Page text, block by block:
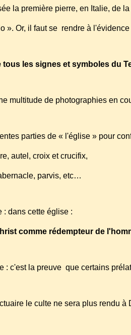
la première pierre, en Italie, de
». Or, il faut se rendre à
tous les signes et symboles du
multitude de photographies en
parties de « l'église » pour
autel, croix et crucifix,
parvis, etc…
: dans cette église :
comme rédempteur de
: c'est la preuve que certains
le culte ne sera plus rendu à